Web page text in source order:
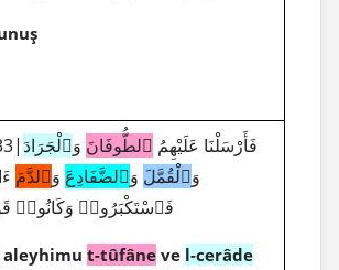
1087|7|133|فَأَرْسَلْنَا عَلَيْهِمُ ٱلطُّوفَانَ وَٱلْجَرَادَ
وَٱلْقُمَّلَ وَٱلضَّفَادِعَ وَٱلدَّمَ
فَٱسْتَكْبَرُوا۟ وَكَانُوا۟
aleyhimu t-tûfâne ve l-cerâde